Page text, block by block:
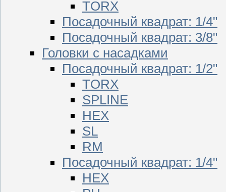
TORX
Посадочный квадрат: 1/4"
Посадочный квадрат: 3/8"
Головки с насадками
Посадочный квадрат: 1/2"
TORX
SPLINE
HEX
SL
RM
Посадочный квадрат: 1/4"
HEX